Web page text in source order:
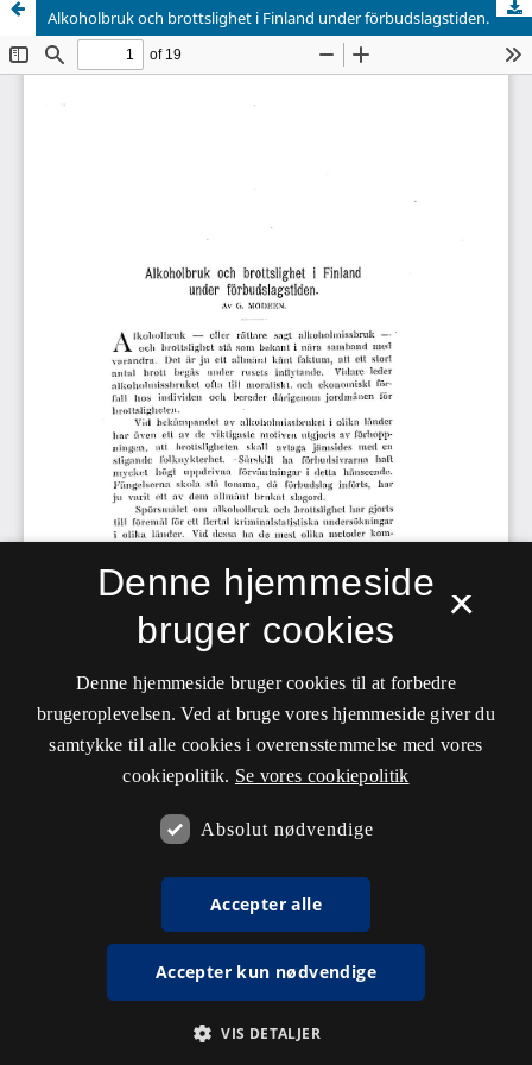
Alkoholbruk och brottslighet i Finland under förbudslagstiden.
×
Denne hjemmeside
bruger cookies
Denne hjemmeside bruger cookies til at forbedre
brugeroplevelsen. Ved at bruge vores hjemmeside giver du
samtykke til alle cookies i overensstemmelse med vores
cookiepolitik. Se vores cookiepolitik
Absolut nødvendige
Accepter alle
Accepter kun nødvendige
VIS DETALJER